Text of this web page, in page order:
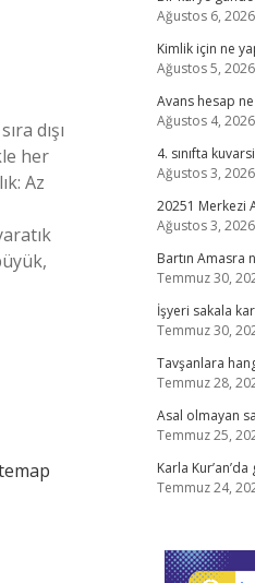
dışı
her
Az
Ağustos 6, 2026
Kimlik için ne
Ağustos 5, 2026
Avans hesap
Ağustos 4, 2026
4. sınıfta
Ağustos 3, 2026
20251 Merkezi
Ağustos 3, 2026
Bartın Amasra
Temmuz 30,
İşyeri sakala
Temmuz 30,
Tavşanlara
Temmuz 28,
Asal olmayan
Temmuz 25,
Karla
Temmuz 24,